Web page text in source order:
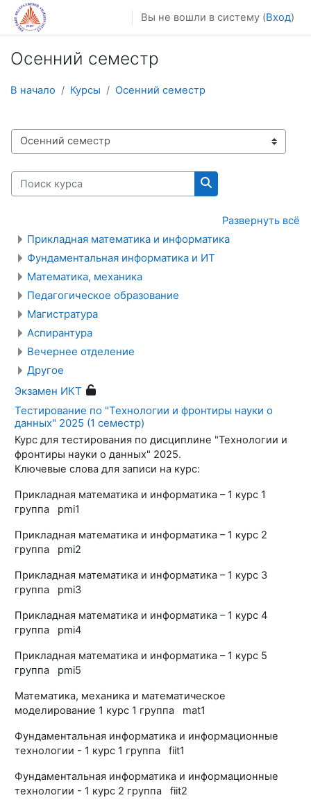
Перейти к основному содержанию
Вы не вошли в систему (Вход)
Осенний семестр
В начало Курсы Осенний семестр
Категории курсов
Поиск курса
Поиск курса
Развернуть всё
Прикладная математика и информатика
Фундаментальная информатика и ИТ
Математика, механика
Педагогическое образование
Магистратура
Аспирантура
Вечернее отделение
Другое
Экзамен ИКТ
Тестирование по "Технологии и фронтиры науки о
данных" 2025 (1 семестр)
Курс для тестирования по дисциплине "Технологии и
фронтиры науки о данных" 2025.
Ключевые слова для записи на курс:
Прикладная математика и информатика – 1 курс 1
группа pmi1
Прикладная математика и информатика – 1 курс 2
группа pmi2
Прикладная математика и информатика – 1 курс 3
группа pmi3
Прикладная математика и информатика – 1 курс 4
группа pmi4
Прикладная математика и информатика – 1 курс 5
группа pmi5
Математика, механика и математическое
моделирование 1 курс 1 группа mat1
Фундаментальная информатика и информационные
технологии - 1 курс 1 группа fiit1
Фундаментальная информатика и информационные
технологии - 1 курс 2 группа fiit2